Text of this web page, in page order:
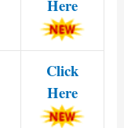
Here
Click
Here